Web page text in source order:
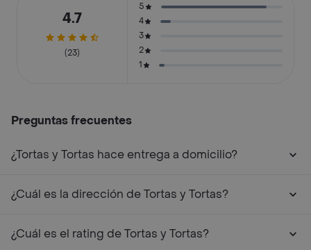
4.7
(23)
5
4
3
2
1
Preguntas frecuentes
¿Tortas y Tortas hace entrega a domicilio?
¿Cuál es la dirección de Tortas y Tortas?
¿Cuál es el rating de Tortas y Tortas?